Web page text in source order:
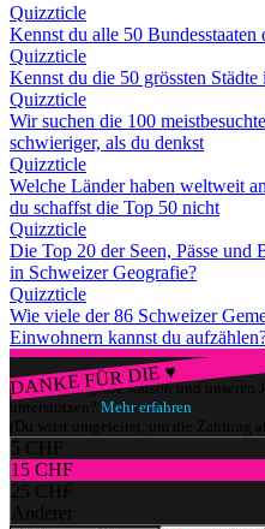
Quizzticle
Kennst du alle 50 Bundesstaaten
Quizzticle
Kennst du die 50 grössten
Quizzticle
Wir suchen die 100
schwieriger, als du denkst
Quizzticle
Welche Länder haben weltweit
du schaffst die Top 50 nicht
Quizzticle
Die Top 20 der Seen, Pässe und
in Schweizer Geografie?
Quizzticle
Wie viele der 86 Schweizer
Einwohnern kannst du
DANKE FÜR DIE ♥
Würdest du gerne watson und unseren
unterstützen? Mehr erfahren
(Du wirst umgeleitet, um die Zahlung
5 CHF
15 CHF
25 CHF
Anderer